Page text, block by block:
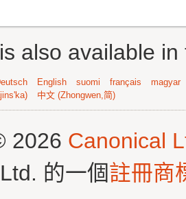
also available
English suomi français
magyar
中文 (Zhongwen,简)
2026 Canonical
的一個註冊商